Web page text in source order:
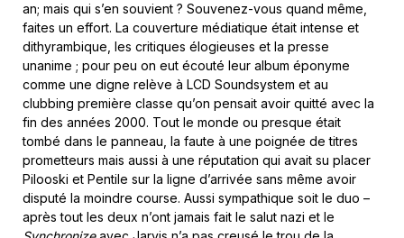
an; mais qui s’en souvient ? Souvenez-vous quand même,
faites un effort. La couverture médiatique était intense et
dithyrambique, les critiques élogieuses et la presse
unanime ; pour peu on eut écouté leur album éponyme
comme une digne relève à LCD Soundsystem et au
clubbing première classe qu’on pensait avoir quitté avec la
fin des années 2000. Tout le monde ou presque était
tombé dans le panneau, la faute à une poignée de titres
prometteurs mais aussi à une réputation qui avait su placer
Pilooski et Pentile sur la ligne d’arrivée sans même avoir
disputé la moindre course. Aussi sympathique soit le duo –
après tout les deux n’ont jamais fait le salut nazi et le